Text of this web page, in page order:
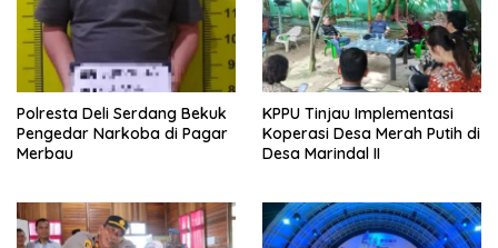
Polresta Deli Serdang Bekuk
Pengedar Narkoba di Pagar
Merbau
KPPU Tinjau Implementasi
Koperasi Desa Merah Putih di
Desa Marindal II